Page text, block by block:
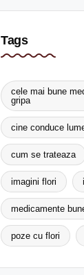
Tags
cele mai bune
gripa
cine conduce
cum se trateaza
imagini flori
medicamente
poze cu flori